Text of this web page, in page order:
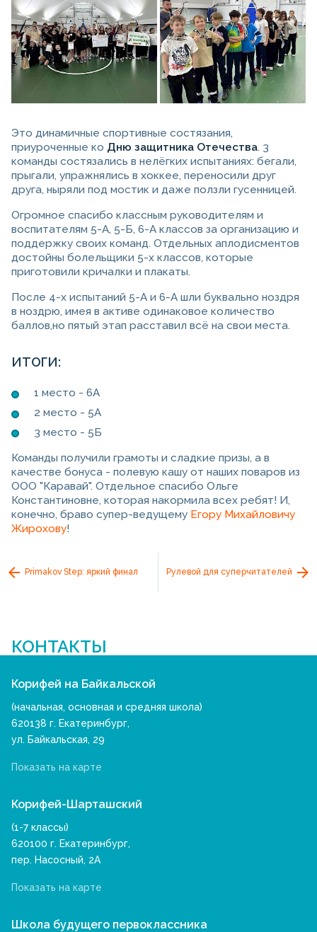
Это динамичные спортивные состязания,
приуроченные ко Дню защитника Отечества. 3
команды состязались в нелёгких испытаниях: бегали,
прыгали, упражнялись в хоккее, переносили друг
друга, ныряли под мостик и даже ползли гусенницей.
Огромное спасибо классным руководителям и
воспитателям 5-А, 5-Б, 6-А классов за организацию и
поддержку своих команд. Отдельных аплодисментов
достойны болельщики 5-х классов, которые
приготовили кричалки и плакаты.
После 4-х испытаний 5-А и 6-А шли буквально ноздря
в ноздрю, имея в активе одинаковое количество
баллов,но пятый этап расставил всё на свои места.
ИТОГИ:
1 место - 6А
2 место - 5А
3 место - 5Б
Команды получили грамоты и сладкие призы, а в
качестве бонуса - полевую кашу от наших поваров из
ООО "Каравай". Отдельное спасибо Ольге
Константиновне, которая накормила всех ребят! И,
конечно, браво супер-ведущему Егору Михайловичу
Жирохову!
Primakov Step: яркий финал Рулевой для суперчитателей
КОНТАКТЫ
Корифей на Байкальской
(начальная, основная и средняя школа)
620138 г. Екатеринбург,
ул. Байкальская, 29
Показать на карте
Корифей-Шарташский
(1-7 классы)
620100 г. Екатеринбург,
пер. Насосный, 2А
Показать на карте
Школа будущего первоклассника